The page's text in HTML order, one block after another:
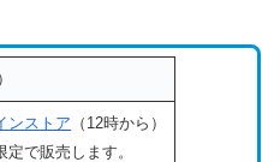
ンストア （12時から）
で販売します。